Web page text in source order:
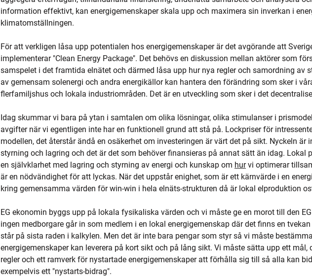
information effektivt, kan energigemenskaper skala upp och maximera sin inverkan i
klimatomställningen.
För att verkligen låsa upp potentialen hos energigemenskaper är det avgörande att
implementerar "Clean Energy Package". Det behövs en diskussion mellan aktörer som
samspelet i det framtida elnätet och därmed låsa upp hur nya regler och samordning av
av gemensam solenergi och andra energikällor kan hantera den förändring som sker i
flerfamiljshus och lokala industriområden. Det är en utveckling som sker i det
Idag skummar vi bara på ytan i samtalen om olika lösningar, olika stimulanser i
avgifter när vi egentligen inte har en funktionell grund att stå på. Lockpriser för
modellen, det återstår ändå en osäkerhet om investeringen är värt det på sikt. Nyckeln är
styrning och lagring och det är det som behöver finansieras på annat sätt än idag. Lokal
en självklarhet med lagring och styrning av energi och kunskap om hur vi optimerar
är en nödvändighet för att lyckas. När det uppstår enighet, som är ett kärnvärde i en
kring gemensamma värden för win-win i hela elnäts-strukturen då är lokal elproduktion
EG ekonomin byggs upp på lokala fysikaliska värden och vi måste ge en morot till den
ingen medborgare går in som medlem i en lokal energigemenskap där det finns en
står på sista raden i kalkylen. Men det är inte bara pengar som styr så vi måste
energigemenskaper kan leverera på kort sikt och på lång sikt. Vi måste sätta upp ett mål,
regler och ett ramverk för nystartade energigemenskaper att förhålla sig till så alla kan
exempelvis ett "nystarts-bidrag".